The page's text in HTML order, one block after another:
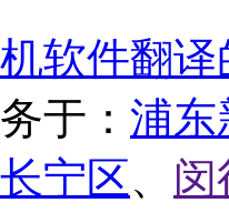
软件翻
于： 浦东
长宁区、 闵